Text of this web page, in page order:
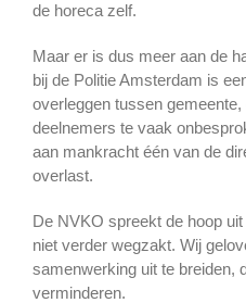
de horeca zelf.
Maar er is dus meer aan de
bij de Politie Amsterdam is
overleggen tussen
deelnemers te vaak
aan mankracht één van de
overlast.
De NVKO spreekt de hoop
niet verder wegzakt. Wij
samenwerking uit te breiden,
verminderen.